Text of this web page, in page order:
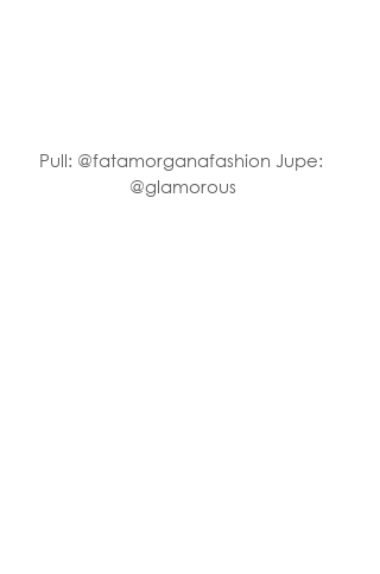
Pull: @fatamorganafashion Jupe:
@glamorous